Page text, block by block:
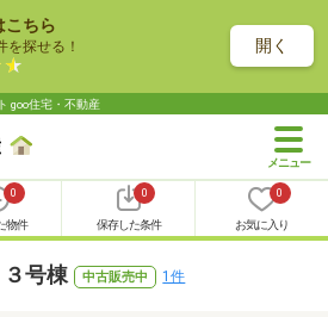
こちら
を探せる！ 開く
goo住宅・不動産
0
物件
0
保存した条件
0
お気に入り
号棟 中古販売中 1件